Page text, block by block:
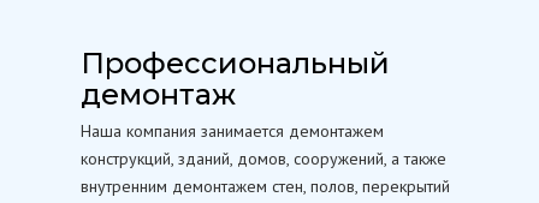
Профессиональный
демонтаж
Наша компания занимается демонтажем
конструкций, зданий, домов, сооружений, а также
внутренним демонтажем стен, полов, перекрытий